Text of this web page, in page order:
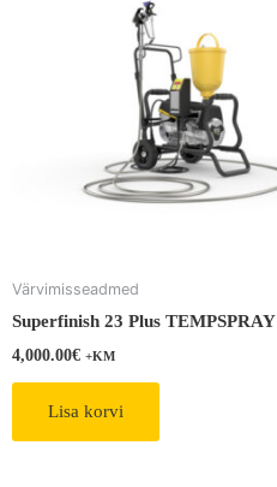
Värvimisseadmed
Superfinish 23 Plus TEMPSPRAY
4,000.00€ +KM
Lisa korvi